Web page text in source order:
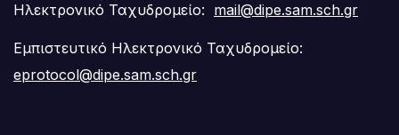
Ηλεκτρονικό Ταχυδρομείο: mail@dipe.sam.sch.gr
Εμπιστευτικό Ηλεκτρονικό Ταχυδρομείο:
eprotocol@dipe.sam.sch.gr